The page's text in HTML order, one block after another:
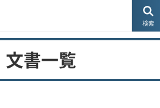
検索
文書一覧